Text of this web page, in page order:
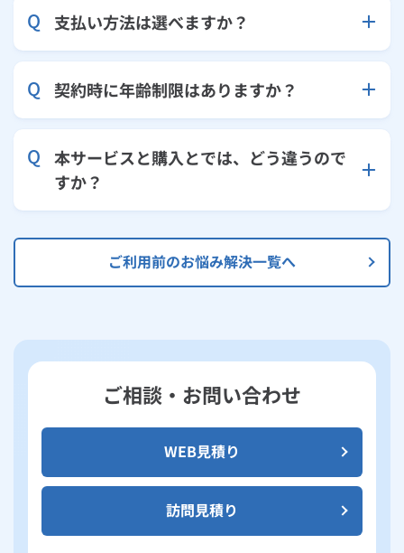
支払い方法は選べますか？
契約時に年齢制限はありますか？
本サービスと購入とでは、どう違うので
すか？
ご利用前のお悩み解決一覧へ
ご相談・お問い合わせ
WEB見積り
訪問見積り